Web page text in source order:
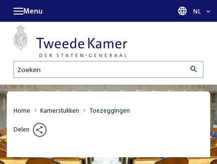
Zoeken
Menu Taal
NL
Home Kamerstukken Toezeggingen
Delen